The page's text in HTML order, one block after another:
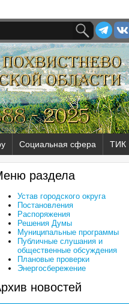
Социальная сфера ТИК
раздела
Устав городского округа
Постановления
Распоряжения
Решения Думы
Муниципальные программы
Публичные слушания и
общественные обсуждения
Плановые проверки
Энергосбережение
новостей